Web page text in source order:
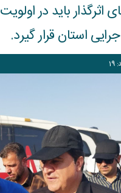
باید در
استان قرار گیرد.